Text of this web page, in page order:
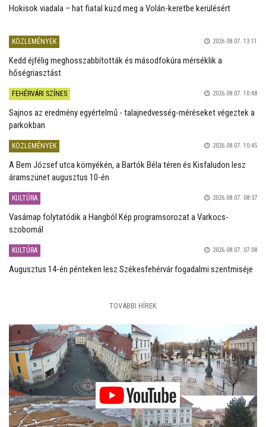
Hokisok viadala – hat fiatal küzd meg a Volán-keretbe kerülésért
KÖZLEMÉNYEK 2026.08.07. 13:11
Kedd éjfélig meghosszabbították és másodfokúra mérséklik a
hőségriasztást
FEHÉRVÁRI SZÍNES 2026.08.07. 10:48
Sajnos az eredmény egyértelmű - talajnedvesség-méréseket végeztek a
parkokban
KÖZLEMÉNYEK 2026.08.07. 10:45
A Bem József utca környékén, a Bartók Béla téren és Kisfaludon lesz
áramszünet augusztus 10-én
KULTÚRA 2026.08.07. 08:37
Vasárnap folytatódik a Hangból Kép programsorozat a Varkocs-
szobornál
KULTÚRA 2026.08.07. 07:08
Augusztus 14-én pénteken lesz Székesfehérvár fogadalmi szentmiséje
TOVÁBBI HÍREK